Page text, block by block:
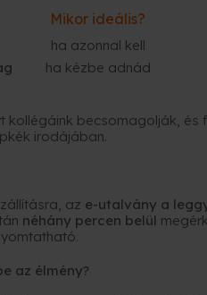
Mikor ideális?
ha azonnal kell
ha kézbe adnád
kollégáink becsomagolják, és
irodájában.
az e-utalvány a
néhány percen belül
az élmény?